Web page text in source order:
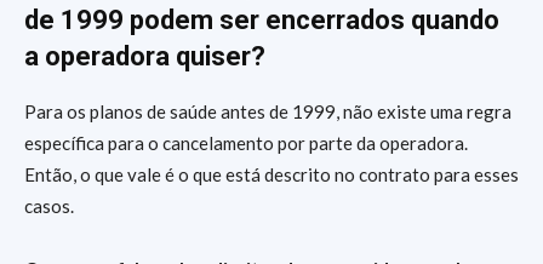
de 1999 podem ser encerrados quando
a operadora quiser?
Para os planos de saúde antes de 1999, não existe uma regra
específica para o cancelamento por parte da operadora.
Então, o que vale é o que está descrito no contrato para esses
casos.